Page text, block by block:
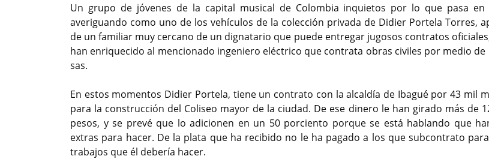
Un grupo de jóvenes de la capital musical de Colombia inquietos por lo que pasa en
averiguando como uno de los vehículos de la colección privada de Didier Portela Torres,
de un familiar muy cercano de un dignatario que puede entregar jugosos contratos
han enriquecido al mencionado ingeniero eléctrico que contrata obras civiles por medio de
sas.
En estos momentos Didier Portela, tiene un contrato con la alcaldía de Ibagué por 43 mil
para la construcción del Coliseo mayor de la ciudad. De ese dinero le han girado más de
pesos, y se prevé que lo adicionen en un 50 porciento porque se está hablando que
extras para hacer. De la plata que ha recibido no le ha pagado a los que subcontrato
trabajos que él debería hacer.